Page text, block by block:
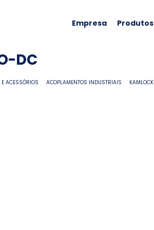
Empresa Produtos
DC
ACESSÓRIOS ACOPLAMENTOS INDUSTRIAIS KAMLOCK